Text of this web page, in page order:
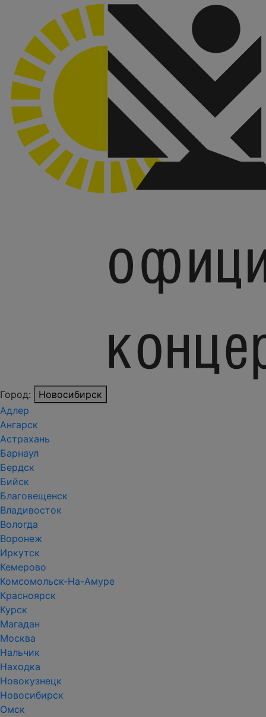
Город:
Новосибирск
Адлер
Ангарск
Астрахань
Барнаул
Бердск
Бийск
Благовещенск
Владивосток
Вологда
Воронеж
Иркутск
Кемерово
Комсомольск-На-Амуре
Красноярск
Курск
Магадан
Москва
Нальчик
Находка
Новокузнецк
Новосибирск
Омск